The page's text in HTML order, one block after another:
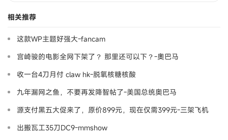
相关推荐
这款WP主题好强大-fancam
宫崎骏的电影全网下架了？ 那里还可以下？-奧巴马
收一台4刀月付 claw hk-脱氧核糖核酸
九年漏网之鱼，不要再发降智帖了-美国总统奥巴马
源支付黑五大促来了，原价899元，现在仅需399元-三架飞机
出搬瓦工35刀DC9-mmshow